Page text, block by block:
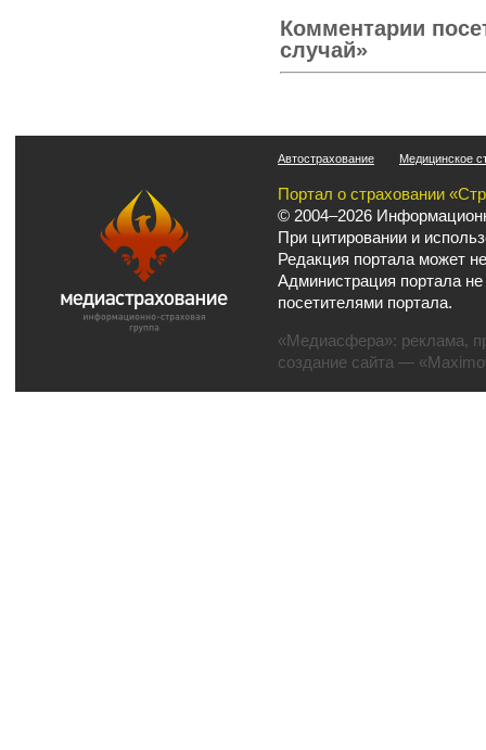
Комментарии
случай»
Автострахование Медицинское
Портал о страховании
© 2004–2026
При цитировании и
Редакция портала может
Администрация портала
посетителями портала.
«Медиасфера»: реклама,
создание сайта —